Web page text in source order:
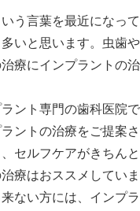
う言葉を最近になっ
いと思います。虫歯
療にインプラントの治
ント専門の歯科医院
ントの治療をご提案
セルフケアがきちん
療はおススメしてい
ない方には、インプ